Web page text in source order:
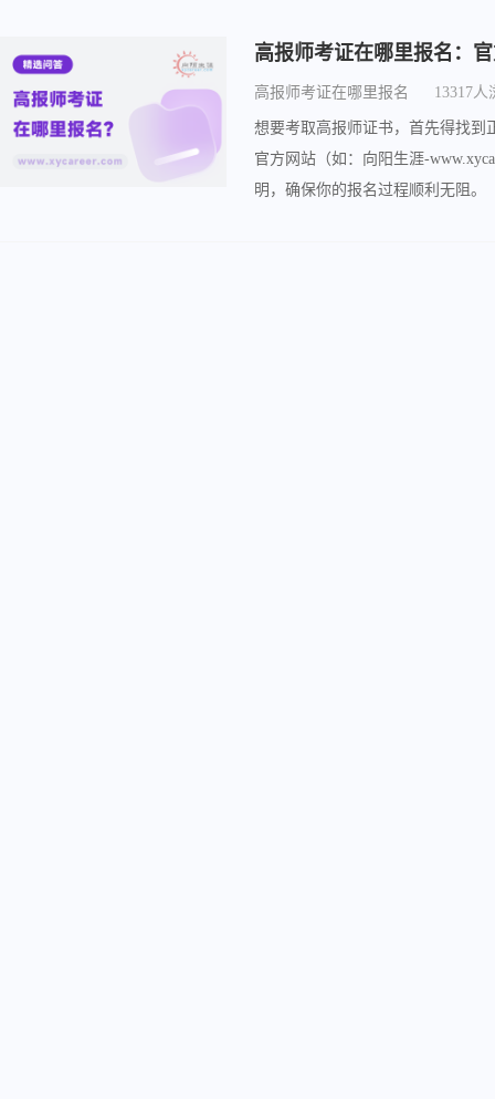
高报师考证在哪里报名：
高报师考证在哪里报名 13317人
想要考取高报师证书，首先得找到
官方网站（如：向阳生涯-
明，确保你的报名过程顺利无阻。